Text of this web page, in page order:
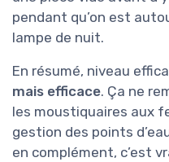
pendant qu’on est
lampe de nuit.
En résumé, niveau
mais efficace. Ça ne
les moustiquaires aux
gestion des points
en complément, c’est